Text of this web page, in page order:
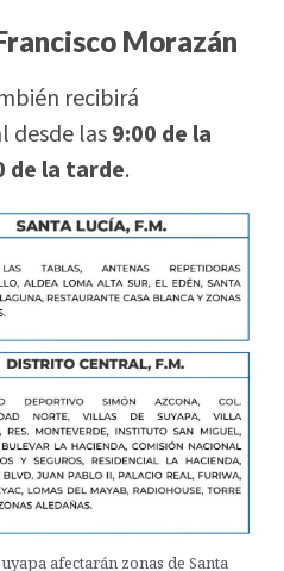
Morazán
recibirá
desde las9:00 de la
de la tarde.
afectarán zonas de Santa